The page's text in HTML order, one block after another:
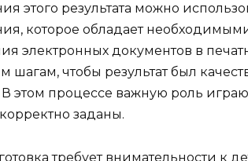
этого результата можно
которое обладает
электронных документов в
шагам, чтобы результат был
этом процессе важную роль
заданы.
требует внимательности к